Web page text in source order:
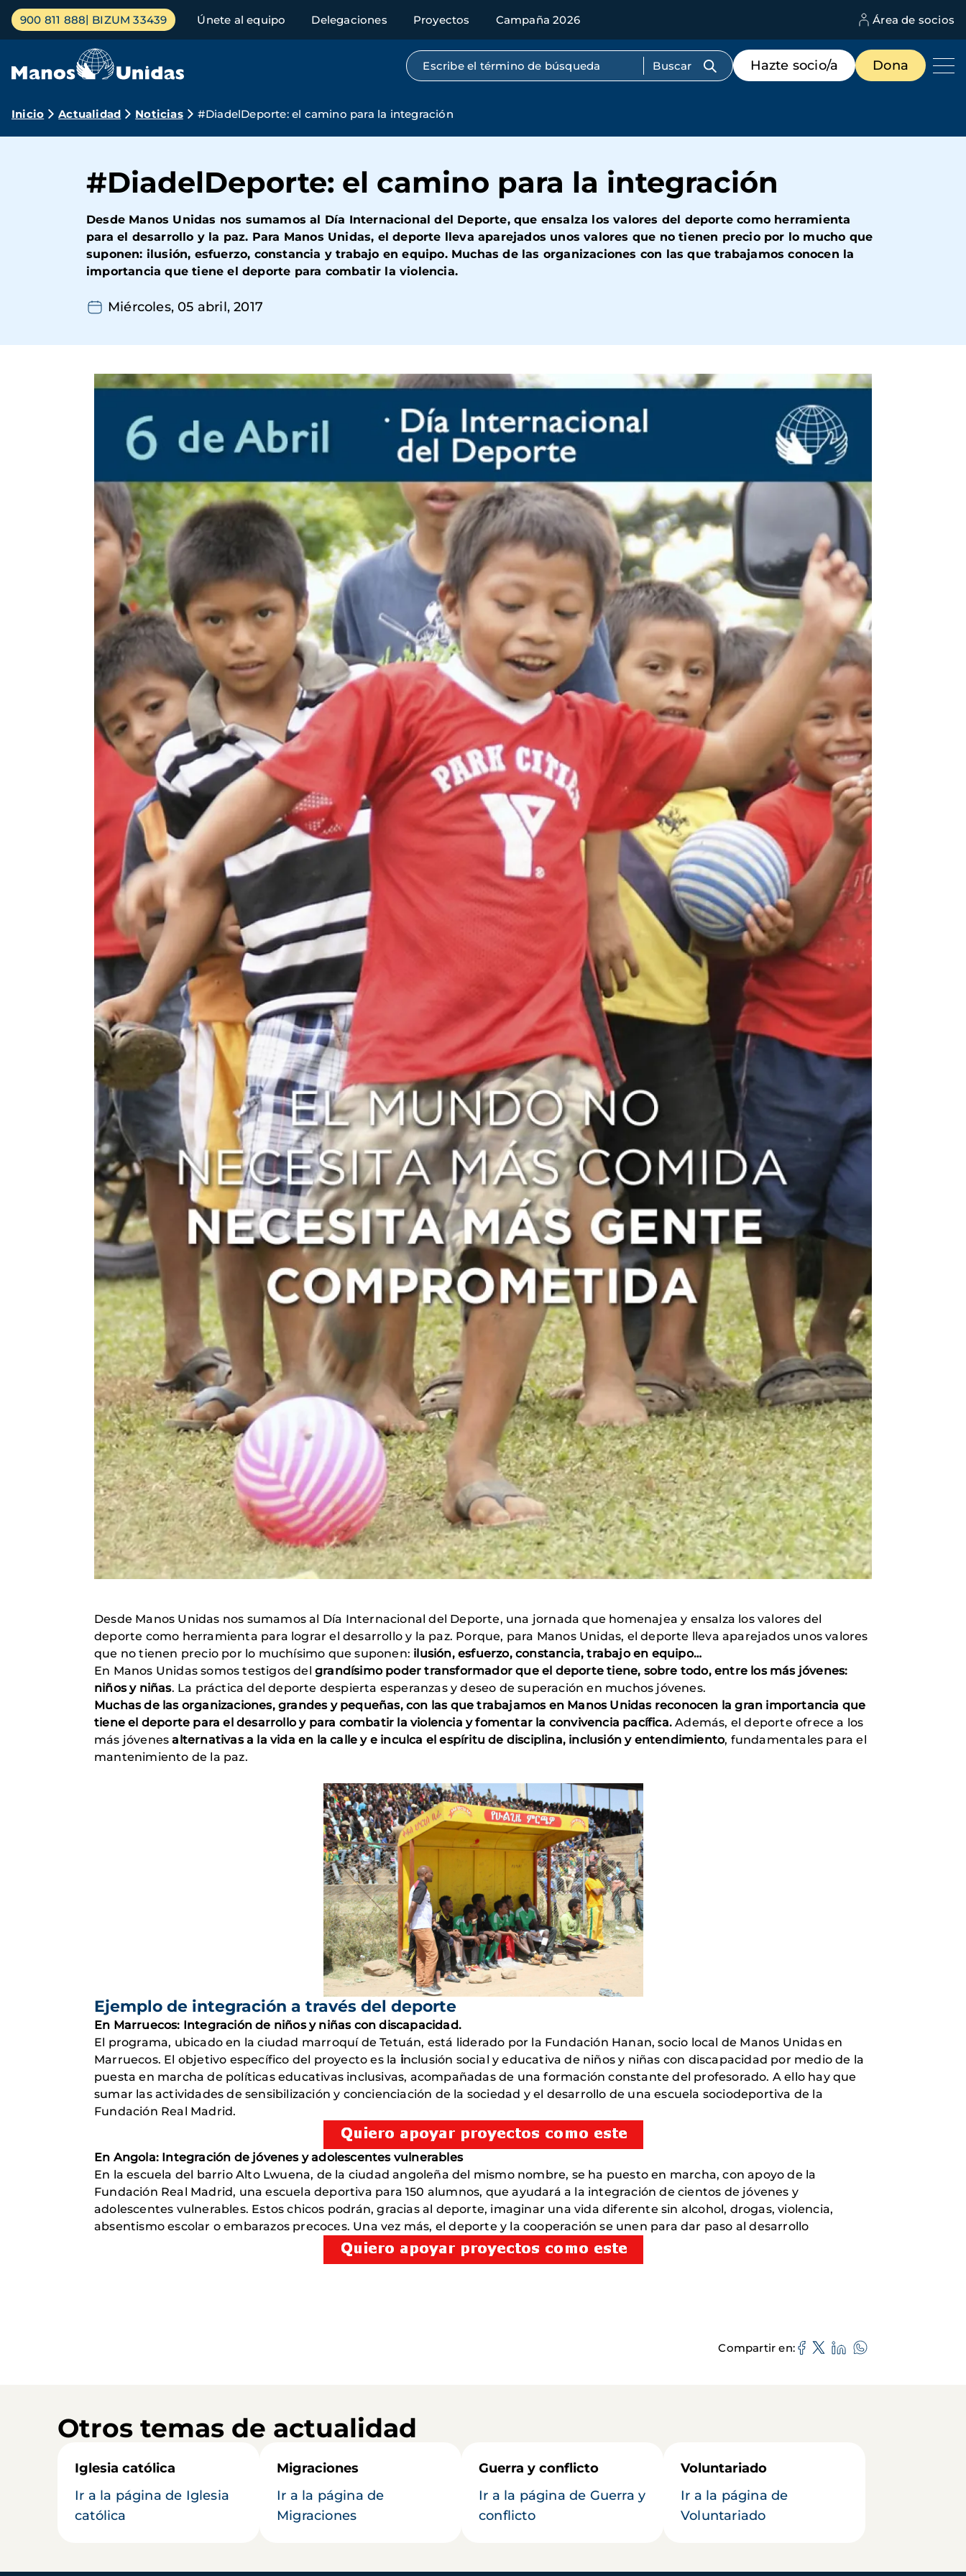
Pasar
contenido
Menú
principal
900 811 888 BIZUM 33439 Únete al equipo Delegaciones Proyectos Campaña 2026 Área de socios
Búsqueda por texto completo
Menú
de
destacados
Hazte socio/a Dona
Ruta
navegación
Inicio Actualidad Noticias #DiadelDeporte: el camino para la integración
#DiadelDeporte: el camino para la integración
Desde Manos Unidas nos sumamos al Día Internacional del Deporte, que ensalza los valores del deporte como herramienta
para el desarrollo y la paz. Para Manos Unidas, el deporte lleva aparejados unos valores que no tienen precio por lo mucho que
suponen: ilusión, esfuerzo, constancia y trabajo en equipo. Muchas de las organizaciones con las que trabajamos conocen la
importancia que tiene el deporte para combatir la violencia.
Miércoles, 05 abril, 2017
Desde Manos Unidas nos sumamos al Día Internacional del Deporte, una jornada que homenajea y ensalza los valores del
deporte como herramienta para lograr el desarrollo y la paz. Porque, para Manos Unidas, el deporte lleva aparejados unos valores
que no tienen precio por lo muchísimo que suponen: ilusión, esfuerzo, constancia, trabajo en equipo…
En Manos Unidas somos testigos del grandísimo poder transformador que el deporte tiene, sobre todo, entre los más jóvenes:
niños y niñas. La práctica del deporte despierta esperanzas y deseo de superación en muchos jóvenes.
Muchas de las organizaciones, grandes y pequeñas, con las que trabajamos en Manos Unidas reconocen la gran importancia que
tiene el deporte para el desarrollo y para combatir la violencia y fomentar la convivencia pacífica.Además, el deporte ofrece a los
más jóvenesalternativas a la vida en la calle y e inculca el espíritu de disciplina, inclusión y entendimiento, fundamentales para el
mantenimiento de la paz.
Ejemplo de integración a través del deporte
En Marruecos: Integración de niños y niñas con discapacidad.
El programa, ubicado en la ciudad marroquí de Tetuán, está liderado por la Fundación Hanan, socio local de Manos Unidas en
Marruecos. El objetivo específico del proyecto es la inclusión social y educativa de niños y niñas con discapacidad por medio de la
puesta en marcha de políticas educativas inclusivas, acompañadas de una formación constante del profesorado. A ello hay que
sumar las actividades de sensibilización y concienciación de la sociedad y el desarrollo de una escuela sociodeportiva de la
Fundación Real Madrid.
En Angola: Integración de jóvenes y adolescentes vulnerables
En la escuela del barrio Alto Lwuena, de la ciudad angoleña del mismo nombre, se ha puesto en marcha, con apoyo de la
Fundación Real Madrid, una escuela deportiva para 150 alumnos, que ayudará a la integración de cientos de jóvenes y
adolescentes vulnerables. Estos chicos podrán, gracias al deporte, imaginar una vida diferente sin alcohol, drogas, violencia,
absentismo escolar o embarazos precoces. Una vez más, el deporte y la cooperación se unen para dar paso al desarrollo
Compartir en
Otros temas de actualidad
Iglesia católica
Ir a la página de Iglesia
católica
Migraciones
Ir a la página de
Migraciones
Guerra y conflicto
Ir a la página de Guerra y
conflicto
Voluntariado
Ir a la página de
Voluntariado